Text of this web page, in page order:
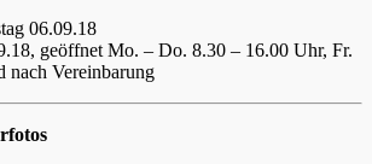
06.09.18
geöffnet Mo. – Do. 8.30 – 16.00 Uhr, Fr.
nach Vereinbarung